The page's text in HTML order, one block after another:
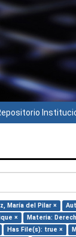
María del Pilar ×
×
Materia:
Has File(s): true ×